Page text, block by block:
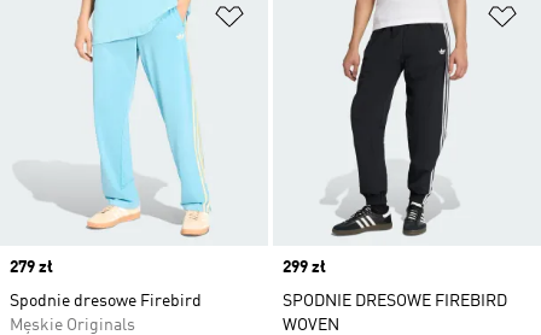
Dodaj do listy życzeń
Price
279 zł
Spodnie dresowe Firebird
Męskie Originals
Price
299 zł
SPODNIE DRESOWE FIREBIRD
WOVEN